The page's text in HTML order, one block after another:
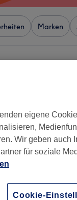
Marken
Berlin
Berlin
eigene
Wir geben auch
für soziale
Cookie-